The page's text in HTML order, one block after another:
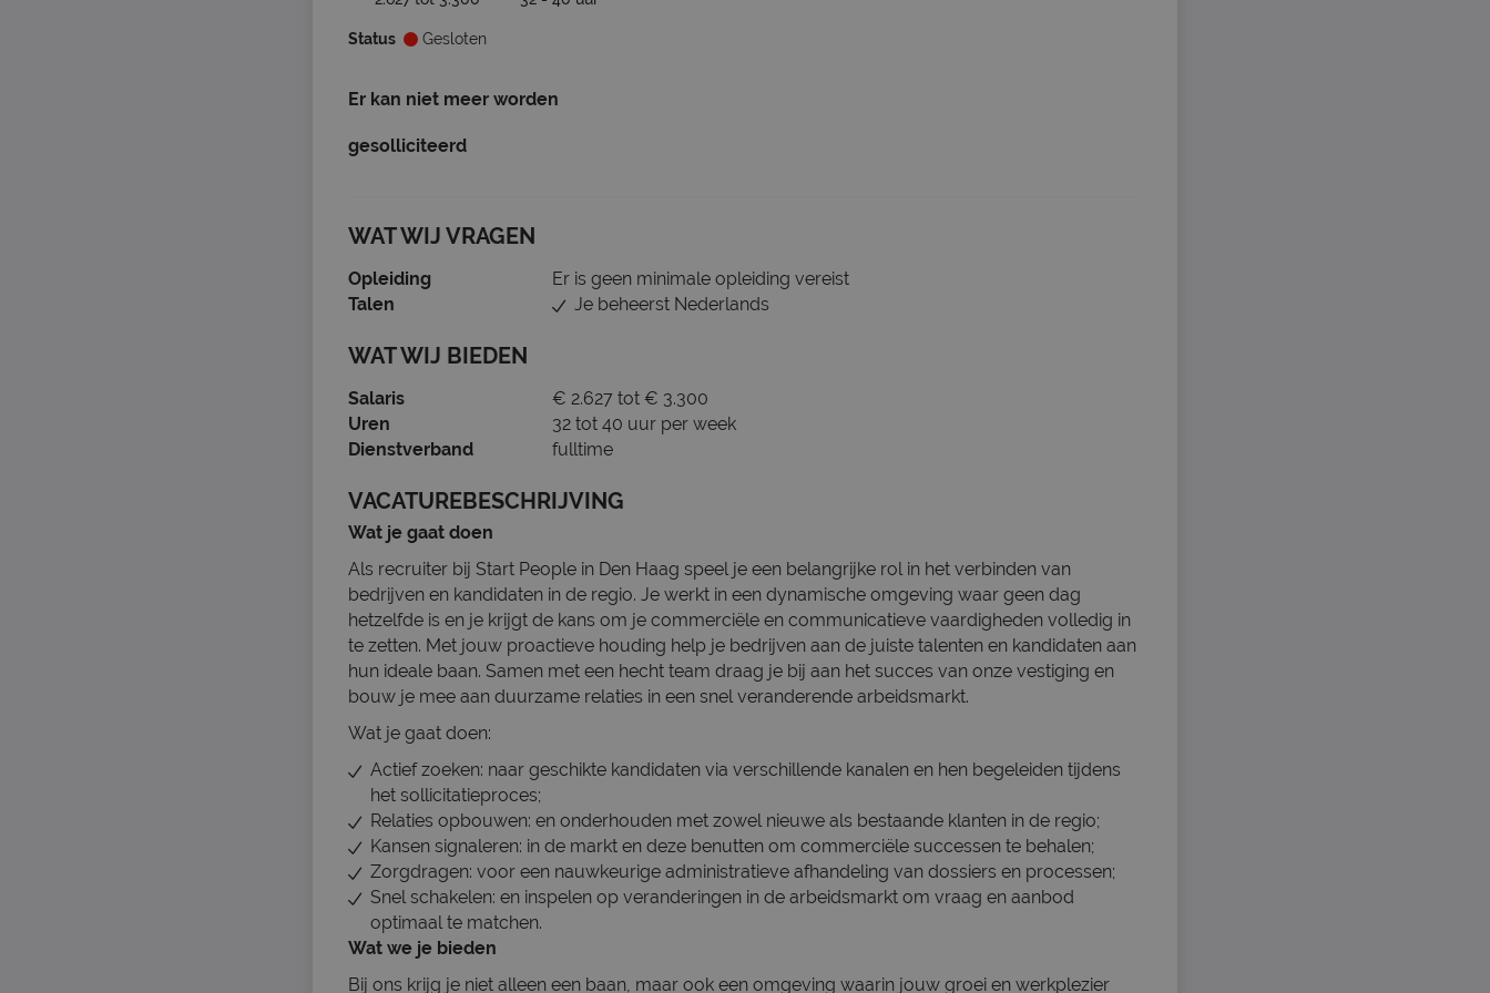
Status Gesloten
Er kan niet meer worden
gesolliciteerd
WAT WIJ VRAGEN
Opleiding
Er is geen minimale opleiding vereist
Talen
Je beheerst Nederlands
WAT WIJ BIEDEN
Salaris
€ 2.627 tot € 3.300
Uren
32 tot 40 uur per week
Dienstverband
fulltime
VACATUREBESCHRIJVING
Wat je gaat doen
Als recruiter bij Start People in Den Haag speel je een belangrijke rol in het verbinden van
bedrijven en kandidaten in de regio. Je werkt in een dynamische omgeving waar geen dag
hetzelfde is en je krijgt de kans om je commerciële en communicatieve vaardigheden volledig in
te zetten. Met jouw proactieve houding help je bedrijven aan de juiste talenten en kandidaten aan
hun ideale baan. Samen met een hecht team draag je bij aan het succes van onze vestiging en
bouw je mee aan duurzame relaties in een snel veranderende arbeidsmarkt.
Wat je gaat doen:
Actief zoeken: naar geschikte kandidaten via verschillende kanalen en hen begeleiden tijdens
het sollicitatieproces;
Relaties opbouwen: en onderhouden met zowel nieuwe als bestaande klanten in de regio;
Kansen signaleren: in de markt en deze benutten om commerciële successen te behalen;
Zorgdragen: voor een nauwkeurige administratieve afhandeling van dossiers en processen;
Snel schakelen: en inspelen op veranderingen in de arbeidsmarkt om vraag en aanbod
optimaal te matchen.
Wat we je bieden
Bij ons krijg je niet alleen een baan, maar ook een omgeving waarin jouw groei en werkplezier